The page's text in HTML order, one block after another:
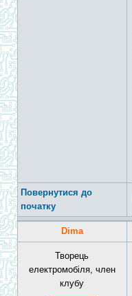
Повернутися до
початку
Dima
Творець
електромобіля, член
клубу